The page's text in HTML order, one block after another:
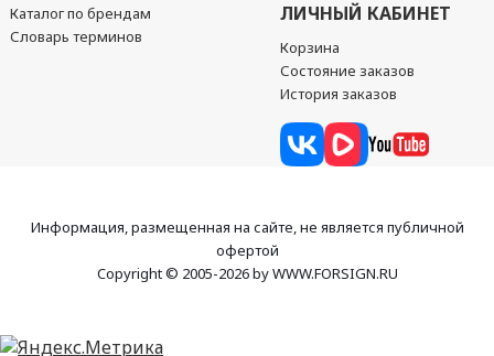
Каталог по брендам
Словарь терминов
ЛИЧНЫЙ КАБИНЕТ
Корзина
Состояние заказов
История заказов
Информация, размещенная на сайте, не является публичной
офертой
Copyright © 2005-2026 by WWW.FORSIGN.RU